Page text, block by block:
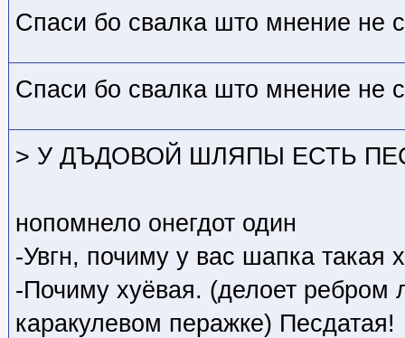
Спаси бо свалка што мнение не
Спаси бо свалка што мнение не
> У ДЪДОВОЙ ШЛЯПЫ ЕСТЬ
нопомнело онегдот один
-Увгн, почиму у вас шапка такая
-Почиму хуёвая. (делоет ребром
каракулевом перажке) Песдатая!